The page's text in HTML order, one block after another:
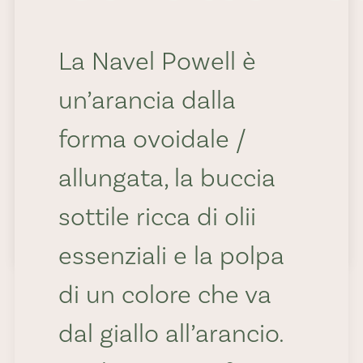
alla buona
percentuale di succo.
by Roberto Piasco
La Navel Powell è
un’arancia dalla
forma ovoidale /
allungata, la buccia
sottile ricca di olii
essenziali e la polpa
di un colore che va
dal giallo all’arancio.